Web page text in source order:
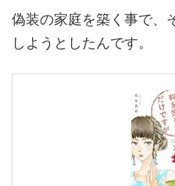
偽装の家庭を築く事で、
しようとしたんです。